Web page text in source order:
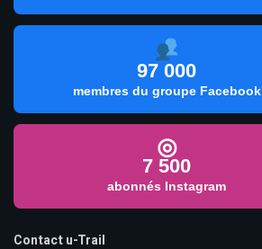
97 000
membres du groupe Facebook
◎
7 500
abonnés Instagram
Contact u-Trail